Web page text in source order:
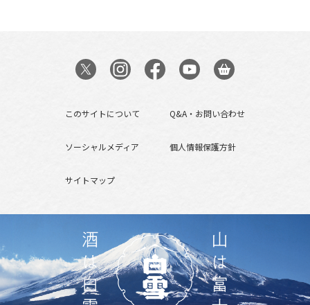
このサイトについて Q&A・お問い合わせ
ソーシャルメディア 個人情報保護方針
サイトマップ